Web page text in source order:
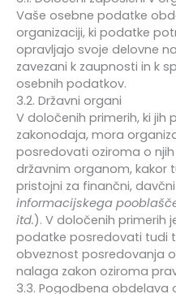
Vaše osebne podatke
organizaciji, ki podatke
opravljajo svoje delovne
zavezani k zaupnosti in k
osebnih podatkov.
3.2. Državni organi
V določenih primerih, ki jih
zakonodaja, mora
posredovati oziroma o
državnim organom, kakor
pristojni za finančni,
informacijskega
itd.). V določenih primerih
podatke posredovati tudi
obveznost posredovanja
nalaga zakon oziroma
3.3. Pogodbena obdelava